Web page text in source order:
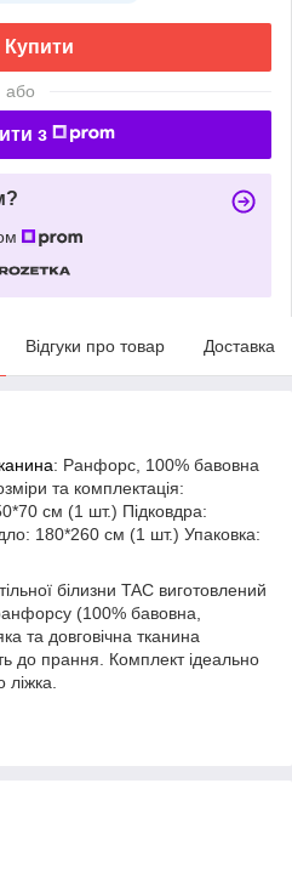
Купити
або
з
Відгуки про товар Доставка
: Ранфорс, 100% бавовна
та комплектація:
см (1 шт.) Підковдра:
180*260 см (1 шт.) Упаковка:
білизни TAC виготовлений
(100% бавовна,
та довговічна тканина
до прання. Комплект ідеально